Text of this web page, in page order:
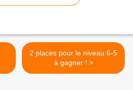
2 places pour le niveau 6-5
à gagner ! >